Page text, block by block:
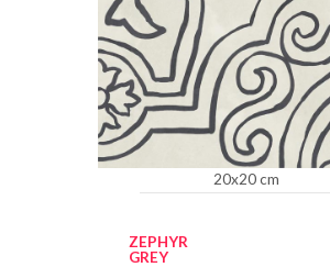
20x20 cm
ZEPHYR
GREY